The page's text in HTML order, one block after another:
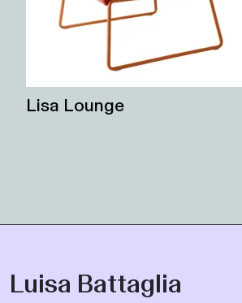
Lisa Lounge
Luisa Battaglia